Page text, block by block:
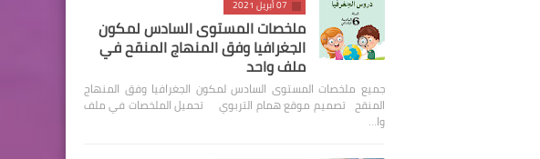
07 أبريل 2021
ملخصات المستوى السادس لمكون
الجغرافيا وفق المنهاج المنقح في
ملف واحد
جميع ملخصات المستوى السادس لمكون الجغرافيا وفق المنهاج
المنقح تصميم موقع همام التربوي تحميل الملخصات في ملف
وا…